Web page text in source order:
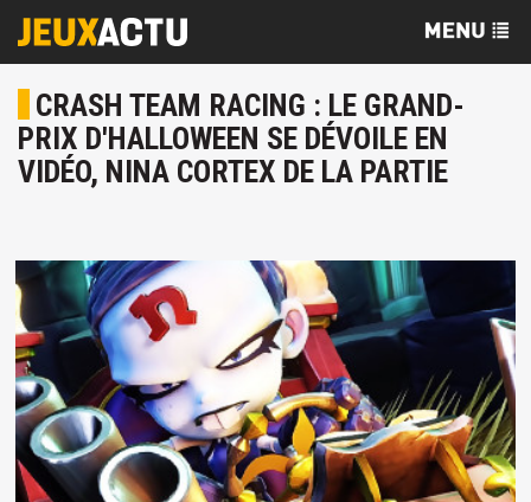
CRASH TEAM RACING : LE GRAND-
PRIX D'HALLOWEEN SE DÉVOILE EN
VIDÉO, NINA CORTEX DE LA PARTIE